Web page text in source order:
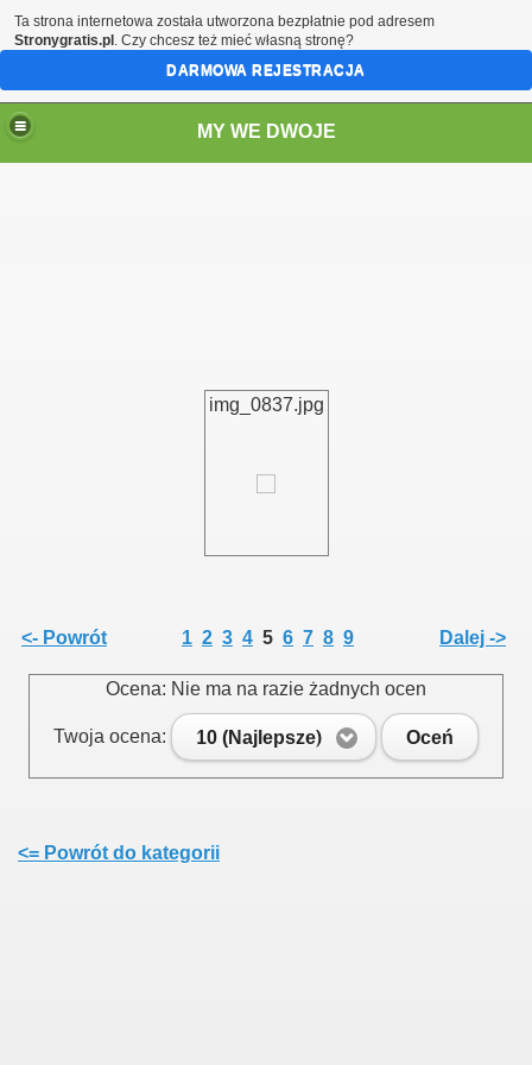
MY WE DWOJE
img_0837.jpg
<- Powrót 1 2 3 4 5 6 7 8 9 Dalej ->
Ocena: Nie ma na razie żadnych ocen
Twoja ocena: 10 (Najlepsze) Oceń
<= Powrót do kategorii
Ta strona internetowa została utworzona bezpłatnie pod adresem
Stronygratis.pl . Czy chcesz też mieć własną stronę?
DARMOWA REJESTRACJA